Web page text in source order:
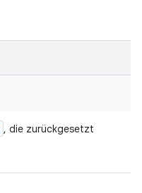
, die zurückgesetzt